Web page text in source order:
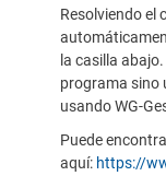
Resolviendo el
la casilla
programa sino
usando WG-
Puede
aquí: https://